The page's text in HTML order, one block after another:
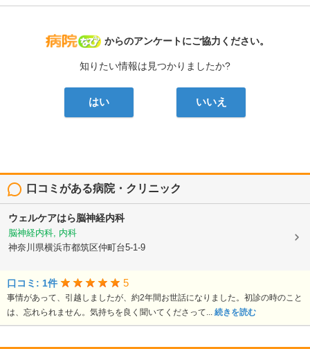
病院なび
からのアンケートにご協力ください。
知りたい情報は見つかりましたか?
はい いいえ
口コミがある病院・クリニック
ウェルケアはら脳神経内科
脳神経内科, 内科
神奈川県横浜市都筑区仲町台5-1-9
口コミ: 1件 5
事情があって、引越しましたが、約2年間お世話になりました。初診の時のこと
は、忘れられません。気持ちを良く聞いてくださって... 続きを読む